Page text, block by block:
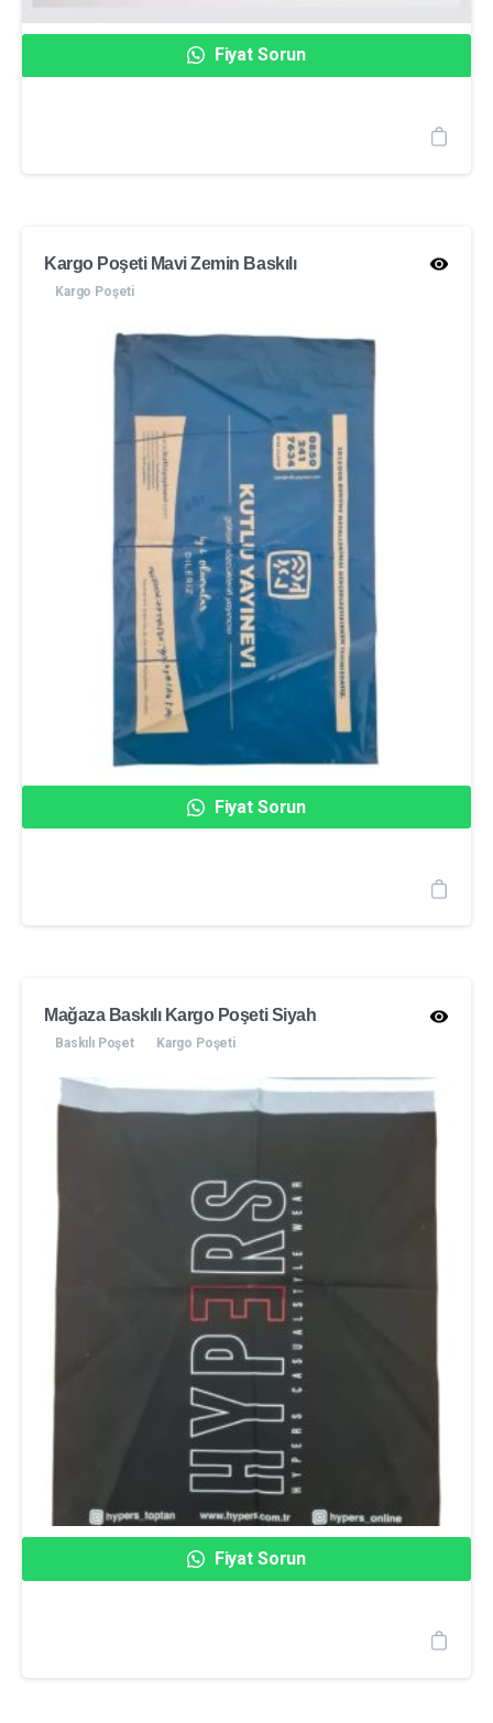
Fiyat Sorun
Kargo Poşeti Mavi Zemin Baskılı
Kargo Poşeti
Fiyat Sorun
Mağaza Baskılı Kargo Poşeti Siyah
Baskılı Poşet Kargo Poşeti
Fiyat Sorun